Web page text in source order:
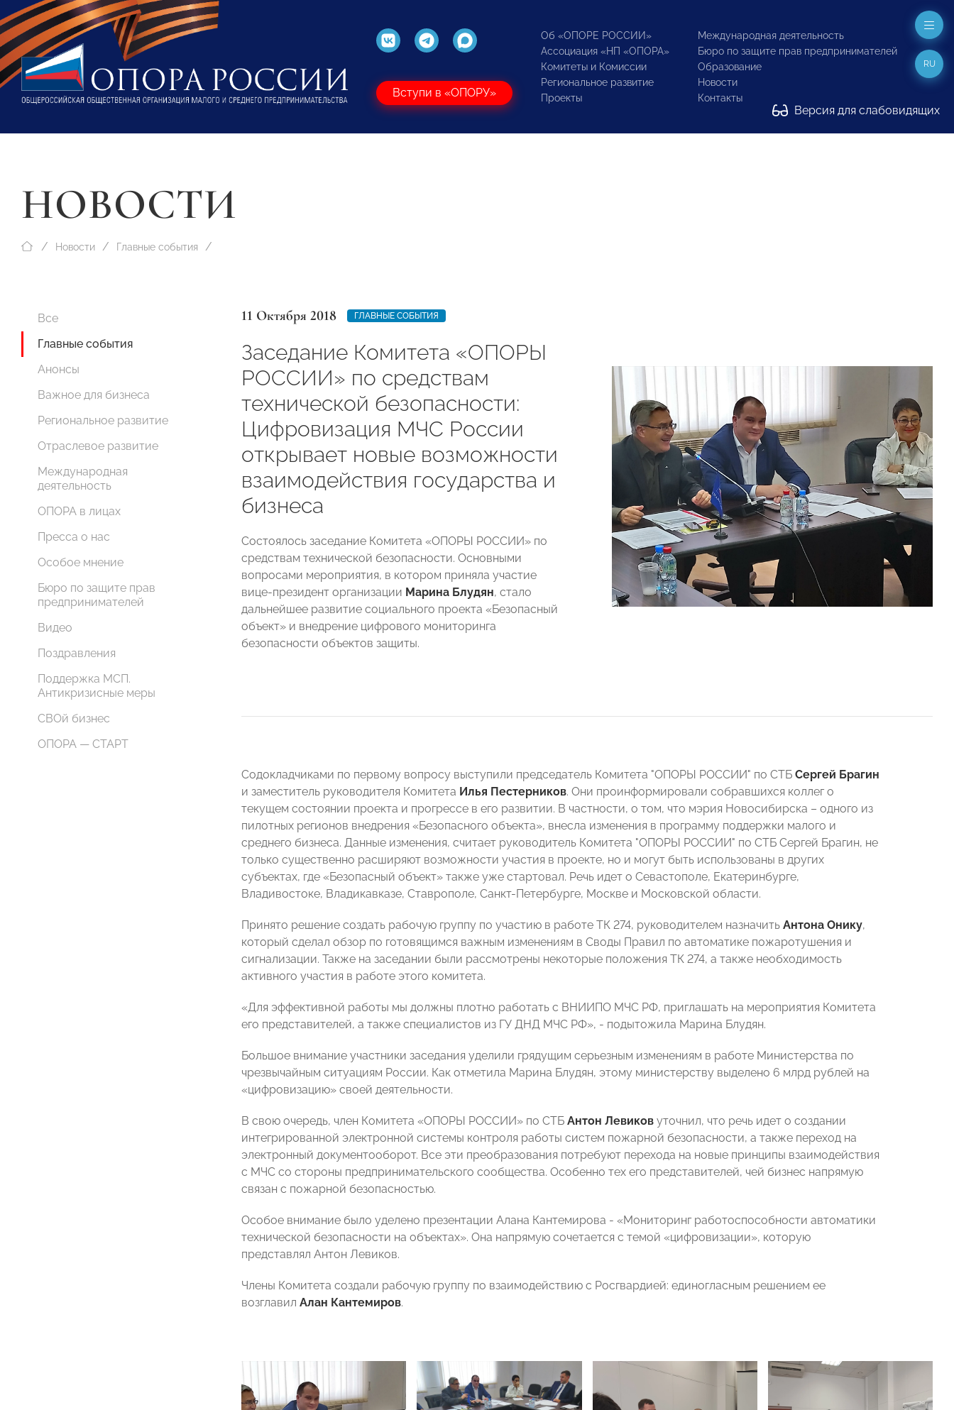
Вступи в «ОПОРУ»
Об «ОПОРЕ РОССИИ»
Ассоциация «НП «ОПОРА»
Комитеты и Комиссии
Региональное развитие
Проекты
Международная деятельность
Бюро по защите прав предпринимателей
Образование
Новости
Контакты
Версия для слабовидящих
RU
НОВОСТИ
Новости Главные события
Все
Главные события
Анонсы
Важное для бизнеса
Региональное развитие
Отраслевое развитие
Международная
деятельность
ОПОРА в лицах
Пресса о нас
Особое мнение
Бюро по защите прав
предпринимателей
Видео
Поздравления
Поддержка МСП.
Антикризисные меры
СВОй бизнес
ОПОРА — СТАРТ
11 Октября 2018 ГЛАВНЫЕ СОБЫТИЯ
Заседание Комитета «ОПОРЫ
РОССИИ» по средствам
технической безопасности:
Цифровизация МЧС России
открывает новые возможности
взаимодействия государства и
бизнеса
Состоялось заседание Комитета «ОПОРЫ РОССИИ» по
средствам технической безопасности. Основными
вопросами мероприятия, в котором приняла участие
вице-президент организации Марина Блудян, стало
дальнейшее развитие социального проекта «Безопасный
объект» и внедрение цифрового мониторинга
безопасности объектов защиты.
Содокладчиками по первому вопросу выступили председатель Комитета "ОПОРЫ РОССИИ" по СТБ Сергей Брагин
и заместитель руководителя Комитета Илья Пестерников. Они проинформировали собравшихся коллег о
текущем состоянии проекта и прогрессе в его развитии. В частности, о том, что мэрия Новосибирска – одного из
пилотных регионов внедрения «Безопасного объекта», внесла изменения в программу поддержки малого и
среднего бизнеса. Данные изменения, считает руководитель Комитета "ОПОРЫ РОССИИ" по СТБ Сергей Брагин, не
только существенно расширяют возможности участия в проекте, но и могут быть использованы в других
субъектах, где «Безопасный объект» также уже стартовал. Речь идет о Севастополе, Екатеринбурге,
Владивостоке, Владикавказе, Ставрополе, Санкт-Петербурге, Москве и Московской области.
Принято решение создать рабочую группу по участию в работе ТК 274, руководителем назначить Антона Онику,
который сделал обзор по готовящимся важным изменениям в Своды Правил по автоматике пожаротушения и
сигнализации. Также на заседании были рассмотрены некоторые положения ТК 274, а также необходимость
активного участия в работе этого комитета.
«Для эффективной работы мы должны плотно работать с ВНИИПО МЧС РФ, приглашать на мероприятия Комитета
его представителей, а также специалистов из ГУ ДНД МЧС РФ», - подытожила Марина Блудян.
Большое внимание участники заседания уделили грядущим серьезным изменениям в работе Министерства по
чрезвычайным ситуациям России. Как отметила Марина Блудян, этому министерству выделено 6 млрд рублей на
«цифровизацию» своей деятельности.
В свою очередь, член Комитета «ОПОРЫ РОССИИ» по СТБ Антон Левиков уточнил, что речь идет о создании
интегрированной электронной системы контроля работы систем пожарной безопасности, а также переход на
электронный документооборот. Все эти преобразования потребуют перехода на новые принципы взаимодействия
с МЧС со стороны предпринимательского сообщества. Особенно тех его представителей, чей бизнес напрямую
связан с пожарной безопасностью.
Особое внимание было уделено презентации Алана Кантемирова - «Мониторинг работоспособности автоматики
технической безопасности на объектах». Она напрямую сочетается с темой «цифровизации», которую
представлял Антон Левиков.
Члены Комитета создали рабочую группу по взаимодействию с Росгвардией: единогласным решением ее
возглавил Алан Кантемиров.